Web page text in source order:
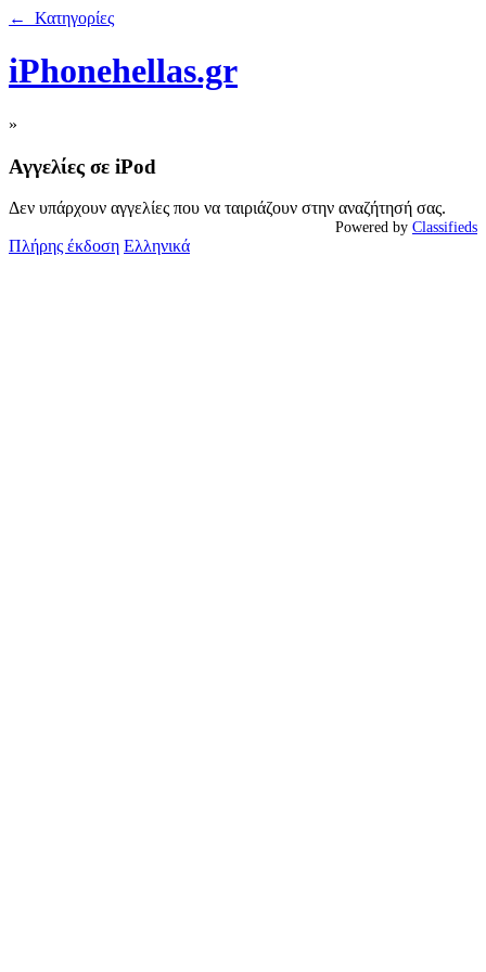
← Κατηγορίες
iPhonehellas.gr
»
Αγγελίες σε iPod
Δεν υπάρχουν αγγελίες που να ταιριάζουν στην αναζήτησή σας.
Powered by Classifieds
Πλήρης έκδοση Ελληνικά